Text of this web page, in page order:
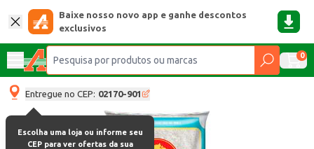
Baixe nosso novo app e ganhe descontos
exclusivos
0
Entregue no CEP: 02170-901
Escolha uma loja ou informe seu
CEP para ver ofertas da sua